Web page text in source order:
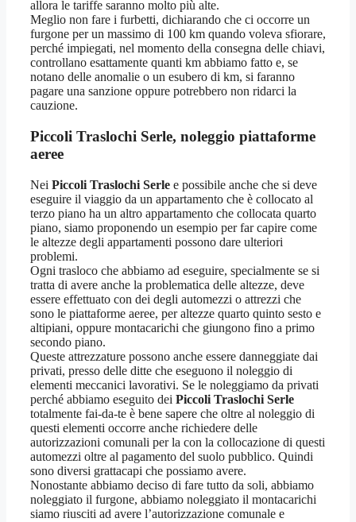
allora le tariffe saranno molto più alte.
Meglio non fare i furbetti, dichiarando che ci occorre un
furgone per un massimo di 100 km quando voleva sfiorare,
perché impiegati, nel momento della consegna delle chiavi,
controllano esattamente quanti km abbiamo fatto e, se
notano delle anomalie o un esubero di km, si faranno
pagare una sanzione oppure potrebbero non ridarci la
cauzione.
Piccoli Traslochi Serle, noleggio piattaforme
aeree
Nei Piccoli Traslochi Serle e possibile anche che si deve
eseguire il viaggio da un appartamento che è collocato al
terzo piano ha un altro appartamento che collocata quarto
piano, siamo proponendo un esempio per far capire come
le altezze degli appartamenti possono dare ulteriori
problemi.
Ogni trasloco che abbiamo ad eseguire, specialmente se si
tratta di avere anche la problematica delle altezze, deve
essere effettuato con dei degli automezzi o attrezzi che
sono le piattaforme aeree, per altezze quarto quinto sesto e
altipiani, oppure montacarichi che giungono fino a primo
secondo piano.
Queste attrezzature possono anche essere danneggiate dai
privati, presso delle ditte che eseguono il noleggio di
elementi meccanici lavorativi. Se le noleggiamo da privati
perché abbiamo eseguito dei Piccoli Traslochi Serle
totalmente fai-da-te è bene sapere che oltre al noleggio di
questi elementi occorre anche richiedere delle
autorizzazioni comunali per la con la collocazione di questi
automezzi oltre al pagamento del suolo pubblico. Quindi
sono diversi grattacapi che possiamo avere.
Nonostante abbiamo deciso di fare tutto da soli, abbiamo
noleggiato il furgone, abbiamo noleggiato il montacarichi
siamo riusciti ad avere l’autorizzazione comunale e